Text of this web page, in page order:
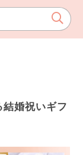
婚祝いギフ